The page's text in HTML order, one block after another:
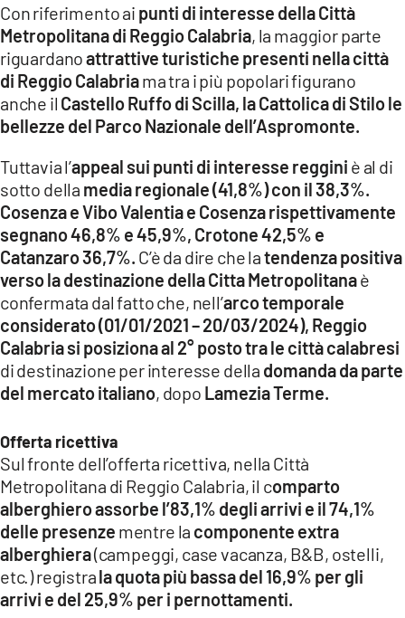
Con riferimento ai punti di interesse della Città
Metropolitana di Reggio Calabria, la maggior parte
riguardanoattrattive turistiche presenti nella città
di Reggio Calabriama tra i più popolari figurano
anche il Castello Ruffo di Scilla, la Cattolica di Stilo le
bellezze del Parco Nazionale dell’Aspromonte.
Tuttavia l’appeal sui punti di interesse reggini è al di
sotto della media regionale (41,8%) con il 38,3%.
Cosenza e Vibo Valentia e Cosenza rispettivamente
segnano 46,8% e 45,9%, Crotone 42,5% e
Catanzaro 36,7%. C’è da dire che latendenza positiva
verso la destinazione della Citta Metropolitanaè
confermata dal fatto che, nell’arco temporale
considerato (01/01/2021 – 20/03/2024), Reggio
Calabria si posiziona al 2° posto tra le città calabresi
di destinazione per interesse della domanda da parte
del mercato italiano, dopo Lamezia Terme.
Offerta ricettiva
Sul fronte dell’offerta ricettiva, nella Città
Metropolitana di Reggio Calabria, il comparto
alberghiero assorbe l’83,1% degli arrivi e il 74,1%
delle presenze mentre la componente extra
alberghiera(campeggi, case vacanza, B&B, ostelli,
etc.) registrala quota più bassa del 16,9% per gli
arrivi e del 25,9% per i pernottamenti.